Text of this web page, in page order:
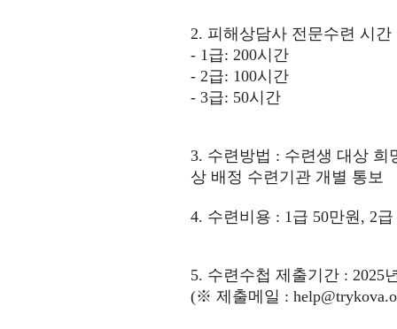
2. 피해상담사 전문수련 시간
- 1급: 200시간
- 2급: 100시간
- 3급: 50시간
3. 수련방법 : 수련생 대상 희
상 배정 수련기관 개별 통보
4. 수련비용 : 1급 50만원 , 2급
5. 수련수첩 제출기간 : 2025
(※ 제출메일 :